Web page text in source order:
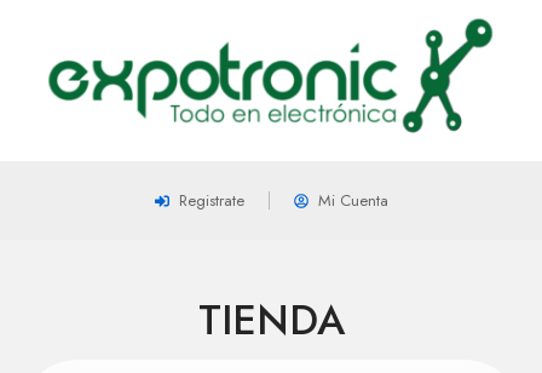
Registrate Mi Cuenta
TIENDA